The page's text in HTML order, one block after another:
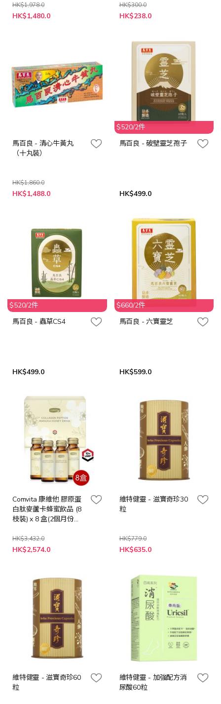
HK$1,978.0
特
殊
HK$1,480.0
HK$300.0
特
殊
HK$238.0
馬百良 - 清心牛黃丸
（十丸裝）
HK$1,860.0
特
殊
HK$1,488.0
$520/2件
馬百良 - 破壁靈芝孢子
HK$499.0
$520/2件
馬百良 - 蟲草CS4
HK$499.0
$660/2件
馬百良 - 六寶靈芝
HK$599.0
Comvita 康維他 膠原蛋
白肽麥蘆卡蜂蜜飲品 (8
枝裝) x 8 盒(2個月份
HK$3,432.0
特
殊
HK$2,574.0
維特健靈 - 滋寶奇珍30
粒
HK$779.0
特
殊
HK$635.0
維特健靈 - 滋寶奇珍60
粒
維特健靈 - 加強配方消
尿酸60粒